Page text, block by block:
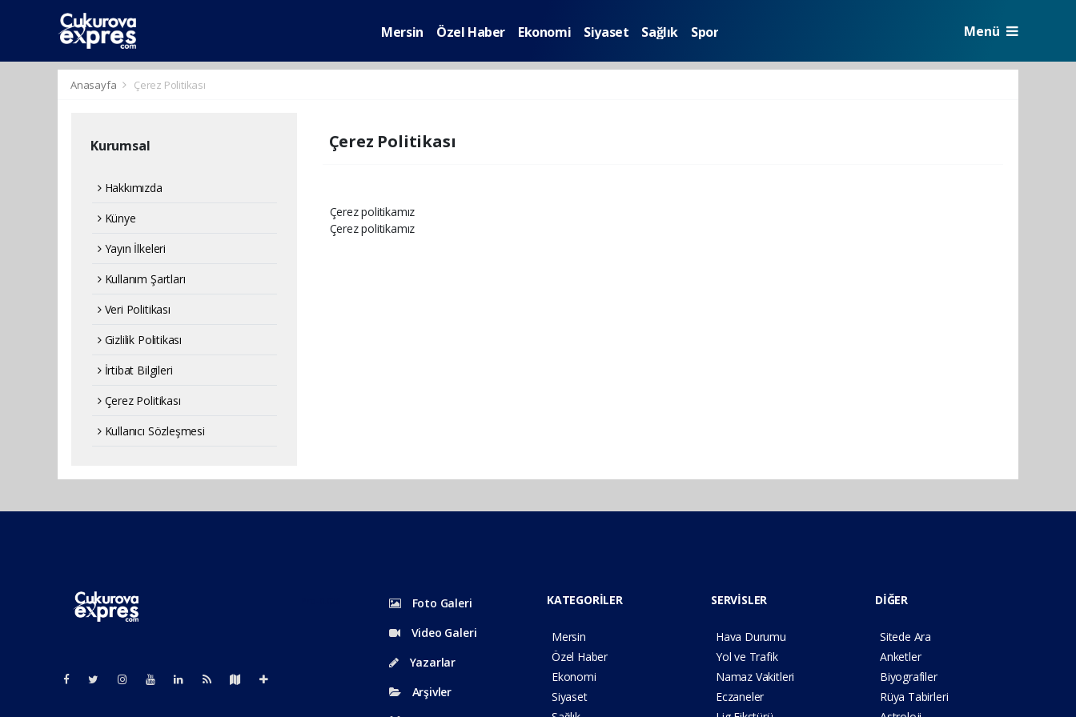
Mersin Özel Haber Ekonomi Siyaset Sağlık Spor Menü
Anasayfa Çerez Politikası
Kurumsal
Hakkımızda
Künye
Yayın İlkeleri
Kullanım Şartları
Veri Politikası
Gizlilik Politikası
İrtibat Bilgileri
Çerez Politikası
Kullanıcı Sözleşmesi
Çerez Politikası
Çerez politikamız
Çerez politikamız
Foto Galeri
Video Galeri
Yazarlar
Arşivler
KATEGORİLER
Mersin
Özel Haber
Ekonomi
Siyaset
SERVİSLER
Hava Durumu
Yol ve Trafik
Namaz Vakitleri
Eczaneler
DİĞER
Sitede Ara
Anketler
Biyografiler
Rüya Tabirleri